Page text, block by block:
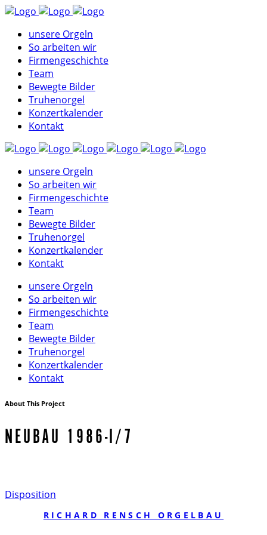
unsere Orgeln
So arbeiten wir
Firmengeschichte
Team
Bewegte Bilder
Truhenorgel
Konzertkalender
Kontakt
unsere Orgeln
So arbeiten wir
Firmengeschichte
Team
Bewegte Bilder
Truhenorgel
Konzertkalender
Kontakt
unsere Orgeln
So arbeiten wir
Firmengeschichte
Team
Bewegte Bilder
Truhenorgel
Konzertkalender
Kontakt
About This Project
NEUBAU 1986-I/7
Disposition
RICHARD RENSCH ORGELBAU